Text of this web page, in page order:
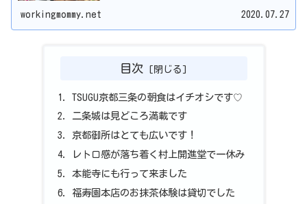
workingmommy.net 2020.07.27
目次
TSUGU京都三条の朝食はイチオシです♡
二条城は見どころ満載です
京都御所はとても広いです！
レトロ感が落ち着く村上開進堂で一休み
本能寺にも行って来ました
福寿園本店のお抹茶体験は貸切でした